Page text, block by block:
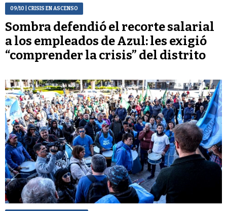
09/10 | CRISIS EN ASCENSO
Sombra defendió el recorte salarial
a los empleados de Azul: les exigió
“comprender la crisis” del distrito